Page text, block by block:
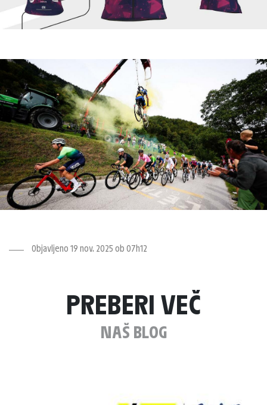
Objavljeno 19 nov. 2025 ob 07h12
PREBERI VEČ
NAŠ BLOG